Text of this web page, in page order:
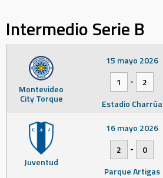
Intermedio Serie B
Montevideo
City Torque
15 mayo 2026
1
-
2
Estadio Charrúa
Juventud
16 mayo 2026
2
-
0
Parque Artigas